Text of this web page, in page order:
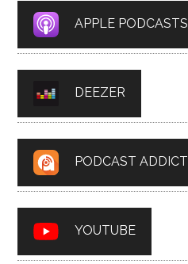
APPLE PODCASTS
DEEZER
PODCAST ADDICT
YOUTUBE